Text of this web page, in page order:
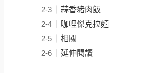
蒜香豬肉飯
咖哩傑克拉麵
相關
延伸閱讀